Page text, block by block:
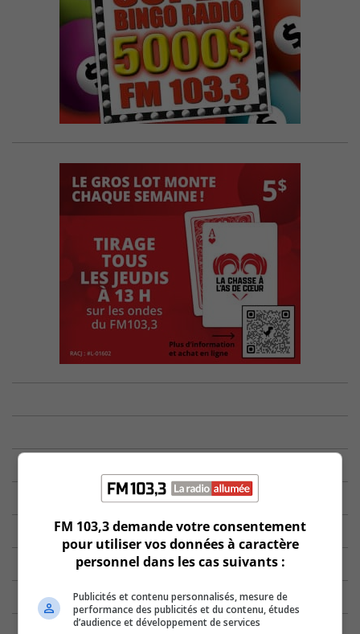
FM 103,3 demande votre consentement
pour utiliser vos données à caractère
personnel dans les cas suivants :
Publicités et contenu personnalisés, mesure de
performance des publicités et du contenu, études
d’audience et développement de services